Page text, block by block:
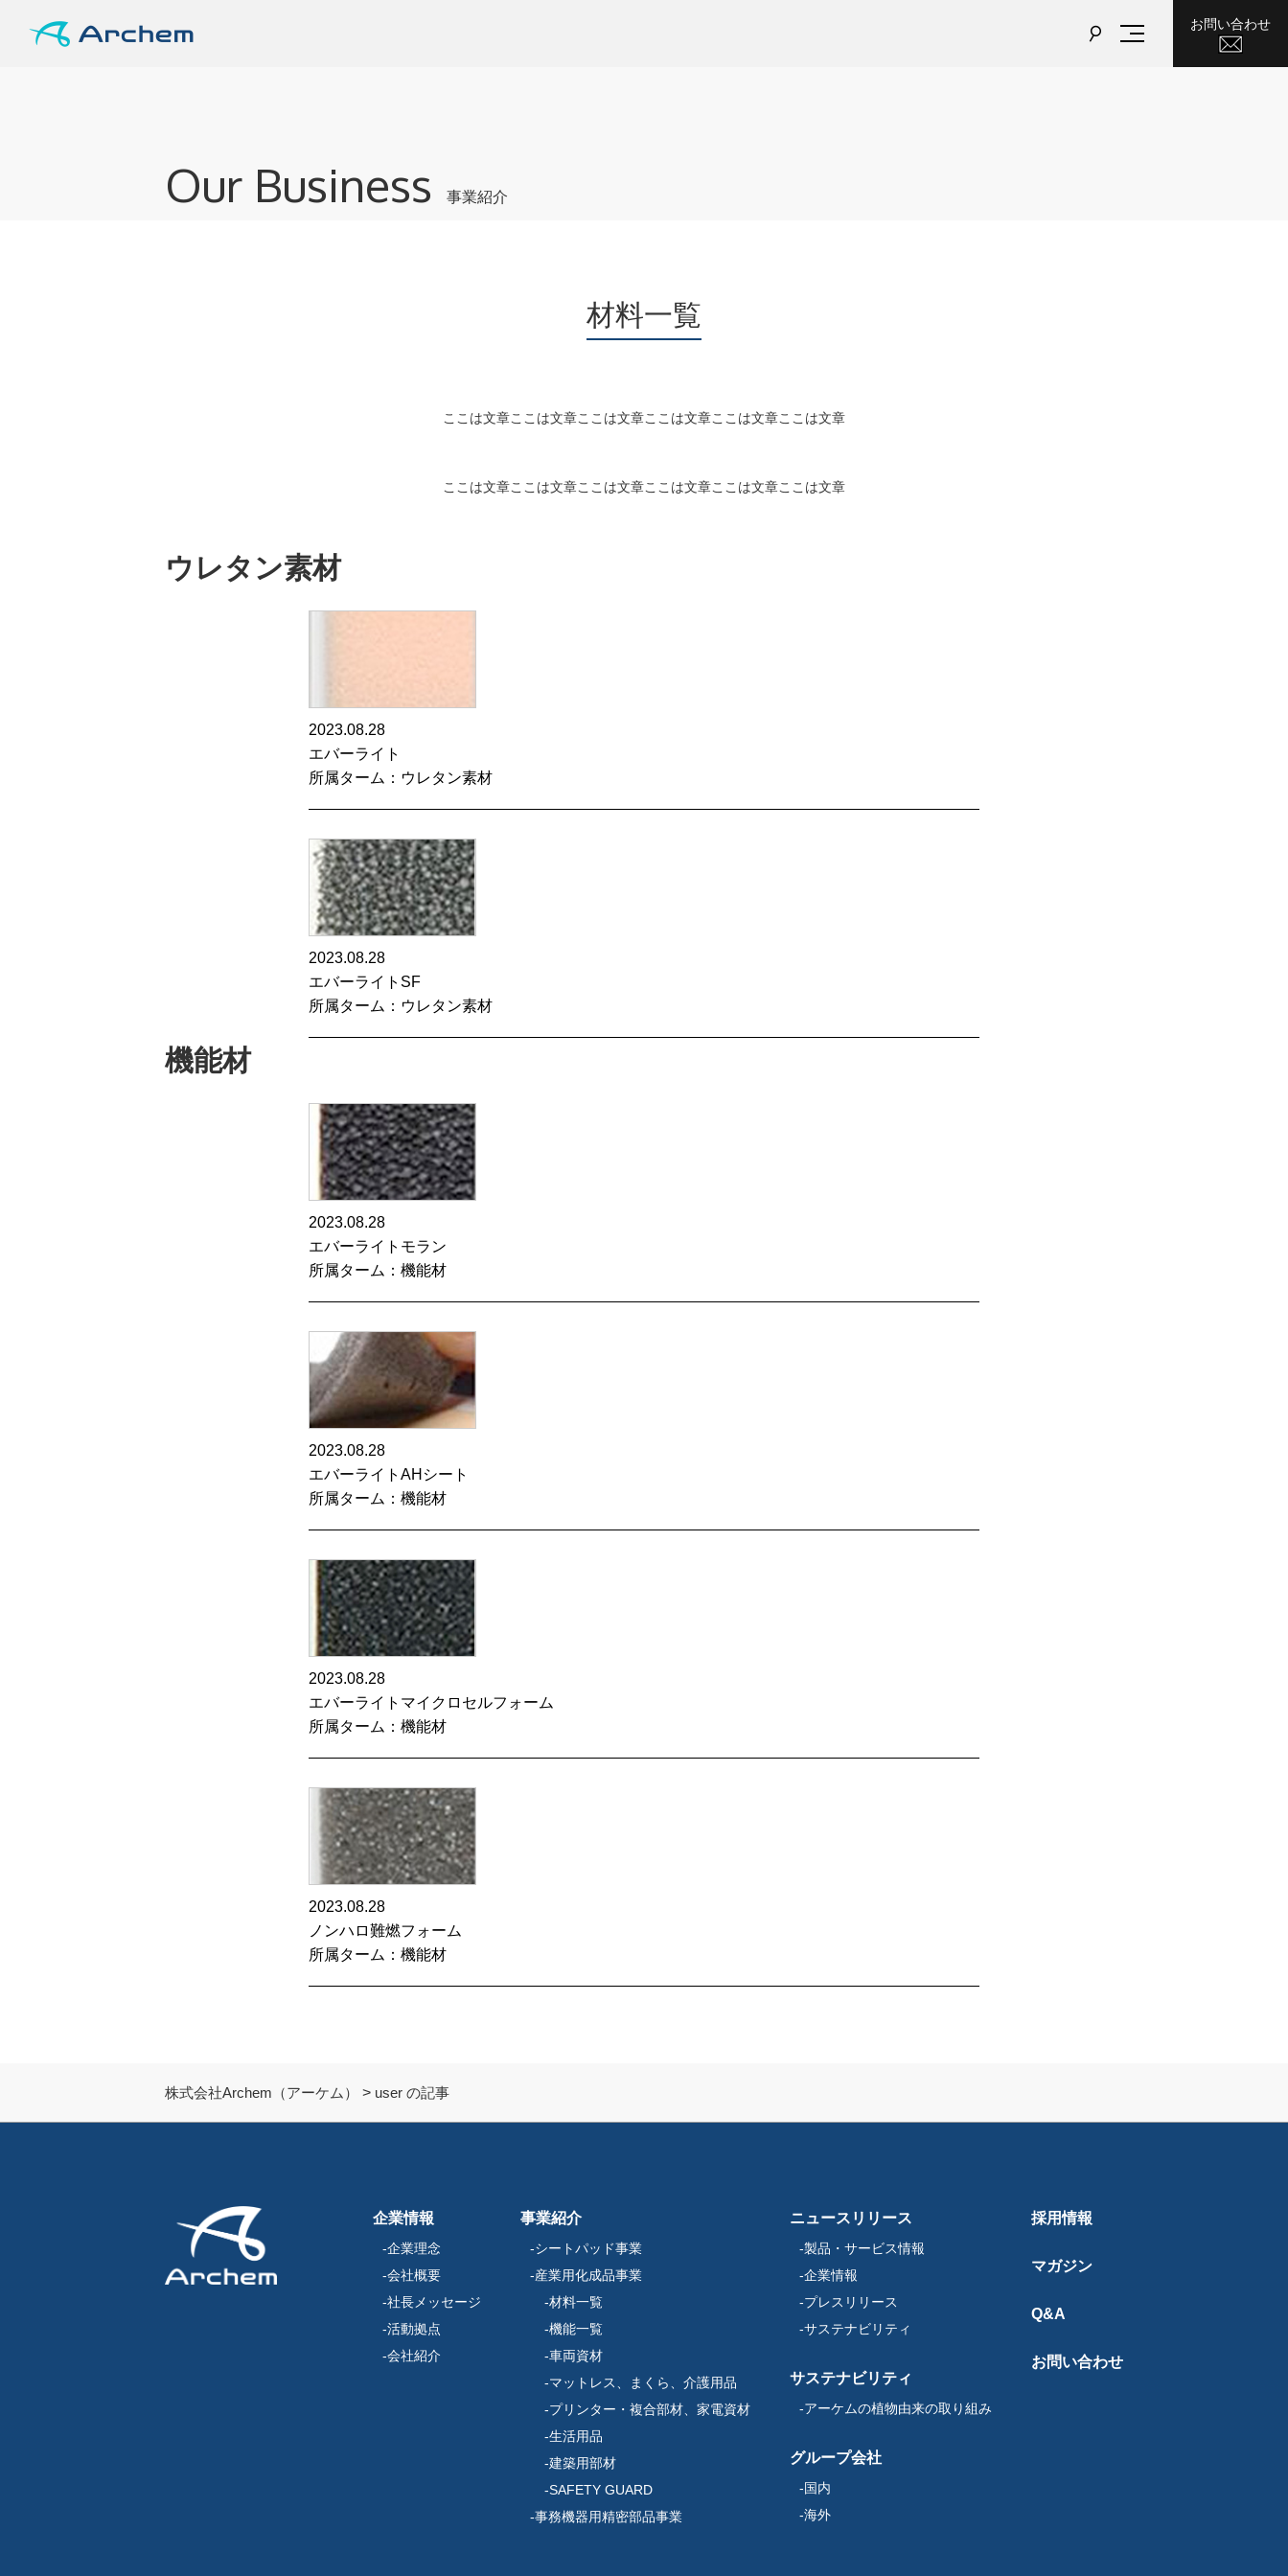
お問い合わせ
Our Business 事業紹介
材料一覧
ここは文章ここは文章ここは文章ここは文章ここは文章ここは文章
ここは文章ここは文章ここは文章ここは文章ここは文章ここは文章
ウレタン素材
2023.08.28
エバーライト
所属ターム：ウレタン素材
2023.08.28
エバーライトSF
所属ターム：ウレタン素材
機能材
2023.08.28
エバーライトモラン
所属ターム：機能材
2023.08.28
エバーライトAHシート
所属ターム：機能材
2023.08.28
エバーライトマイクロセルフォーム
所属ターム：機能材
2023.08.28
ノンハロ難燃フォーム
所属ターム：機能材
株式会社Archem（アーケム） > user の記事
企業情報
企業理念
会社概要
社長メッセージ
活動拠点
会社紹介
事業紹介
シートパッド事業
産業用化成品事業
材料一覧
機能一覧
車両資材
マットレス、まくら、介護用品
プリンター・複合部材、家電資材
生活用品
建築用部材
SAFETY GUARD
事務機器用精密部品事業
ニュースリリース
製品・サービス情報
企業情報
プレスリリース
サステナビリティ
サステナビリティ
アーケムの植物由来の取り組み
グループ会社
国内
海外
採用情報
マガジン
Q&A
お問い合わせ